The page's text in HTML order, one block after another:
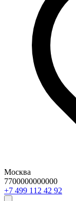
Москва
7700000000000
29 24 211 994 7+